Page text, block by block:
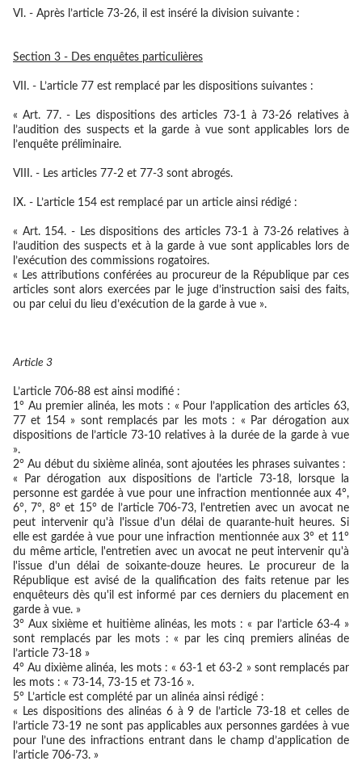
VI. - Après l’article 73-26, il est inséré la division suivante :
Section 3 - Des enquêtes particulières
VII. - L’article 77 est remplacé par les dispositions suivantes :
« Art. 77. - Les dispositions des articles 73-1 à 73-26 relatives à
l’audition des suspects et la garde à vue sont applicables lors de
l’enquête préliminaire.
VIII. - Les articles 77-2 et 77-3 sont abrogés.
IX. - L’article 154 est remplacé par un article ainsi rédigé :
« Art. 154. - Les dispositions des articles 73-1 à 73-26 relatives à
l’audition des suspects et à la garde à vue sont applicables lors de
l’exécution des commissions rogatoires.
« Les attributions conférées au procureur de la République par ces
articles sont alors exercées par le juge d’instruction saisi des faits,
ou par celui du lieu d’exécution de la garde à vue ».
Article 3
L’article 706-88 est ainsi modifié :
1° Au premier alinéa, les mots : « Pour l’application des articles 63,
77 et 154 » sont remplacés par les mots : « Par dérogation aux
dispositions de l’article 73-10 relatives à la durée de la garde à vue
».
2° Au début du sixième alinéa, sont ajoutées les phrases suivantes :
« Par dérogation aux dispositions de l’article 73-18, lorsque la
personne est gardée à vue pour une infraction mentionnée aux 4°,
6°, 7°, 8° et 15° de l’article 706-73, l'entretien avec un avocat ne
peut intervenir qu'à l'issue d'un délai de quarante-huit heures. Si
elle est gardée à vue pour une infraction mentionnée aux 3° et 11°
du même article, l'entretien avec un avocat ne peut intervenir qu'à
l'issue d'un délai de soixante-douze heures. Le procureur de la
République est avisé de la qualification des faits retenue par les
enquêteurs dès qu'il est informé par ces derniers du placement en
garde à vue. »
3° Aux sixième et huitième alinéas, les mots : « par l’article 63-4 »
sont remplacés par les mots : « par les cinq premiers alinéas de
l’article 73-18 »
4° Au dixième alinéa, les mots : « 63-1 et 63-2 » sont remplacés par
les mots : « 73-14, 73-15 et 73-16 ».
5° L’article est complété par un alinéa ainsi rédigé :
« Les dispositions des alinéas 6 à 9 de l’article 73-18 et celles de
l’article 73-19 ne sont pas applicables aux personnes gardées à vue
pour l’une des infractions entrant dans le champ d’application de
l’article 706-73. »